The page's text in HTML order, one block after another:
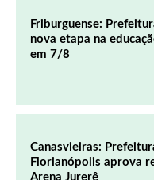
Friburguense:
nova etapa na
em 7/8
Canasvieiras:
Florianópolis aprova
Arena Jurerê